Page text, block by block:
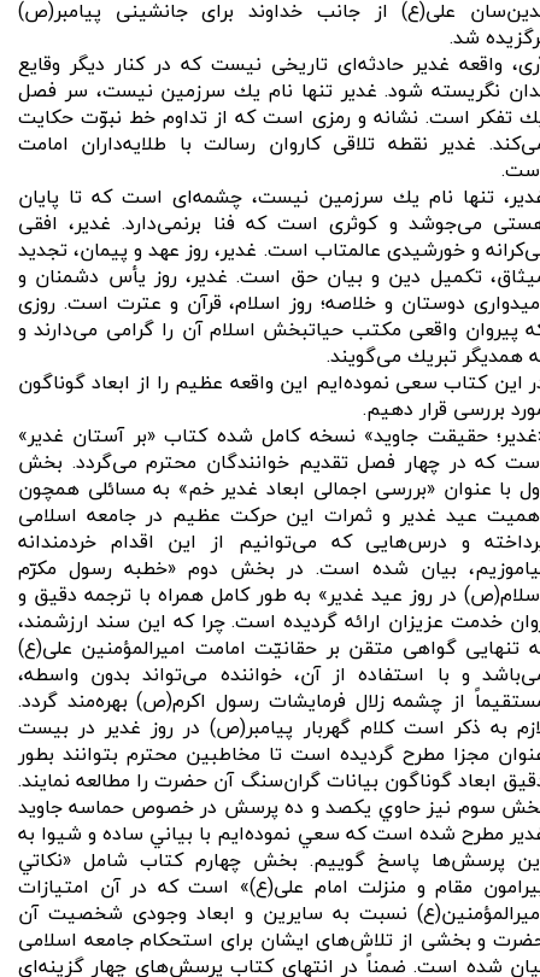
علی(ع) از جانب خداوند برای جانشینی پیامبر(ص)
شد.
واقعه غدیر حادثه‌اى تاریخى نیست كه در كنار دیگر وقایع
نگریسته شود. غدیر تنها نام یك سرزمین نیست، سر فصل
تفكر است. نشانه و رمزى است كه از تداوم خط نبوّت حكایت
غدیر نقطه تلاقى كاروان رسالت با طلایه‌داران امامت
تنها نام یك سرزمین نیست، چشمه‌اى است كه تا پایان
مى‌جوشد و كوثرى است كه فنا برنمى‌دارد. غدیر، افقى
و خورشیدى عالمتاب است. غدیر، روز عهد و پیمان، تجدید
تكمیل دین و بیان حق است. غدیر، روز یأس دشمنان و
دوستان و خلاصه؛ روز اسلام، قرآن و عترت است. روزى
پیروان واقعى مكتب حیات‏بخش اسلام آن را گرامى مى‌دارند و
همدیگر تبریك مى‌‏گویند.
این كتاب سعی نموده‌ایم این واقعه عظیم را از ابعاد گوناگون
بررسی قرار دهیم.
حقيقت جاويد» نسخه كامل شده كتاب «بر آستان غدير»
كه در چهار فصل تقدیم خوانندگان محترم می‌گردد. بخش
با عنوان «بررسی اجمالی ابعاد غدیر خم» به مسائلی همچون
عید غدیر و ثمرات این حركت عظیم در جامعه اسلامی
و درس‌هایی كه می‌توانیم از این اقدام خردمندانه
بیان شده است. در بخش دوم «خطبه رسول مكرّم
در روز عید غدیر» به طور كامل همراه با ترجمه دقیق و
خدمت عزیزان ارائه گردیده است. چرا كه این سند ارزشمند،
تنهایی گواهی متقن بر حقانیّت امامت امیرالمؤمنین علی(ع)
و با استفاده از آن، خواننده می‌تواند بدون واسطه،
از چشمه زلال فرمایشات رسول اكرم(ص) بهره‌مند گردد.
به ذكر است كلام گهربار پیامبر(ص) در روز غدیر در بیست
مجزا مطرح گردیده است تا مخاطبین محترم بتوانند بطور
ابعاد گوناگون بیانات گران‌سنگ آن حضرت را مطالعه نمایند.
سوم نیز حاوي يكصد و ده پرسش در خصوص حماسه جاويد
مطرح شده است كه سعي نموده‌ايم با بياني ساده و شيوا به
پرسش‌ها پاسخ گوييم. بخش چهارم كتاب شامل «نكاتي
مقام و منزلت امام علی(ع)» است كه در آن امتیازات
نسبت به سایرین و ابعاد وجودی شخصیت آن
و بخشی از تلاش‌های ایشان برای استحكام جامعه اسلامی
شده است. ضمناً در انتهای كتاب پرسش‌های چهار گزینه‌ای